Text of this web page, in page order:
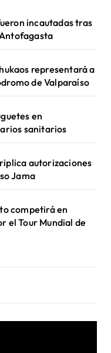
incautadas tras
representará a
de Valparaíso
en
sanitarios
autorizaciones
Jama
competirá en
el Tour Mundial de